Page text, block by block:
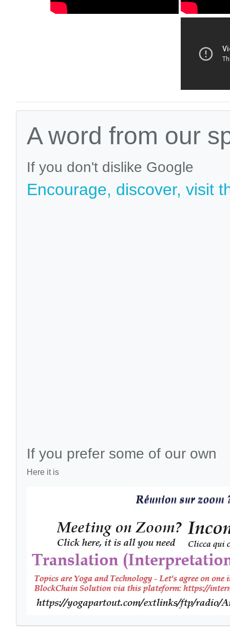
A word from our
If you don't dislike Google
Encourage, discover, visit
If you prefer some of our own
Here it is